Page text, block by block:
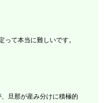
って本当に難しいです。
旦那が産み分けに積極的